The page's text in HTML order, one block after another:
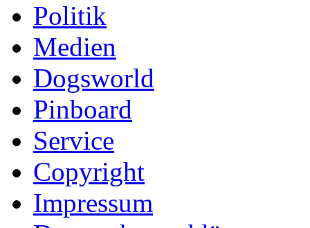
Politik
Medien
Dogsworld
Pinboard
Service
Copyright
Impressum